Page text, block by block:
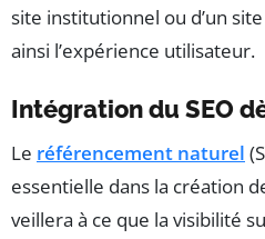
site institutionnel ou d’un
ainsi l’expérience utilisateur.
Intégration du SEO
Le référencement naturel
essentielle dans la création
veillera à ce que la visibilité